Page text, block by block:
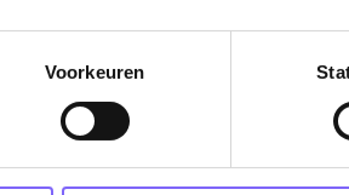
Voorkeuren